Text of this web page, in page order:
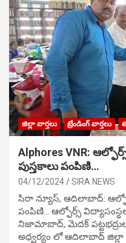
జిల్లా వార్తలు ట్రేండింగ్ వార్తలు
Alphores VNR:
పుస్తకాలు పంపిణి…
04/12/2024 SIRA NEWS
సిరా న్యూస్, ఆదిలాబాద్:
పంపిణి… ఆల్ఫోర్స్
నిజామాబాద్, మెదక్ పట్టభద్రుల
అధ్వర్యం లో ఆదిలాబాద్ జిల్లా